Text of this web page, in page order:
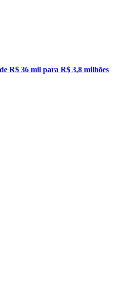
R$ 36 mil para R$ 3,8 milhões